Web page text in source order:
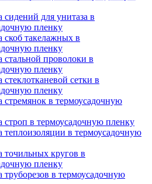
сидений для унитаза в
пленку
скоб такелажных в
пленку
стальной проволоки в
пленку
стеклотканевой сетки в
пленку
стремянок в термоусадочную
строп в термоусадочную пленку
теплоизоляции в термоусадочную
точильных кругов в
пленку
труборезов в термоусадочную